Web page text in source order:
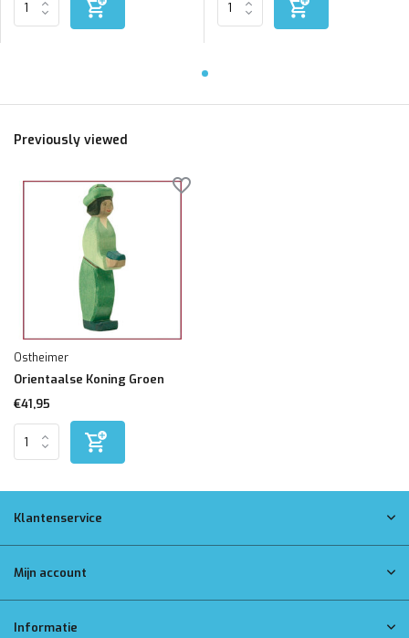
Previously viewed
Ostheimer
Orientaalse Koning Groen
€41,95
Klantenservice
Mijn account
Informatie